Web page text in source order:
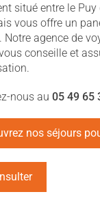
situé entre le
vous offre un
. Notre agence de
conseille et
nous au 05 49 65
nos séjours